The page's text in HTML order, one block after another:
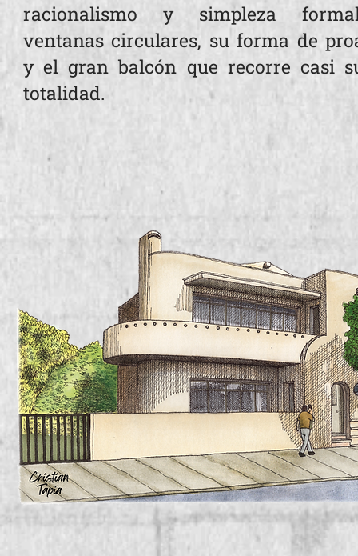
racionalismo y simpleza
ventanas circulares, su forma de
y el gran balcón que recorre casi
totalidad.